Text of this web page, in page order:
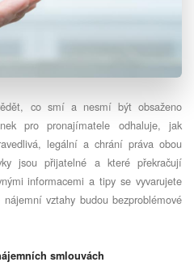
co smí a nesmí být obsaženo
pro pronajímatele odhaluje, jak
legální a chrání práva obou
jsou přijatelné a které překračují
informacemi a tipy se vyvarujete
vztahy budou bezproblémové
smlouvách